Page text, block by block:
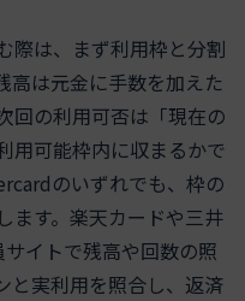
際は、まず利用枠と分割
高は元金に手数を加えた
回の利用可否は「現在の
用可能枠内に収まるかで
のいずれでも、枠の
ます。楽天カードや三井
イトで残高や回数の照
と実利用を照合し、返済